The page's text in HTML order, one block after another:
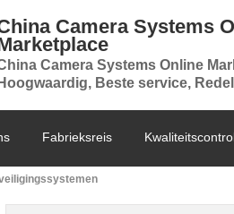
Camera Systems
Camera Systems Online
Hoogwaardig, Beste service,
Fabrieksreis